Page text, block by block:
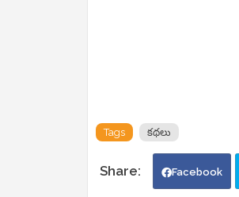
Tags కథలు
Facebook